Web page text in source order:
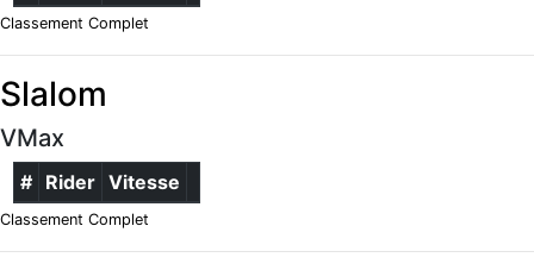
Classement Complet
Slalom
VMax
# Rider Vitesse
Classement Complet